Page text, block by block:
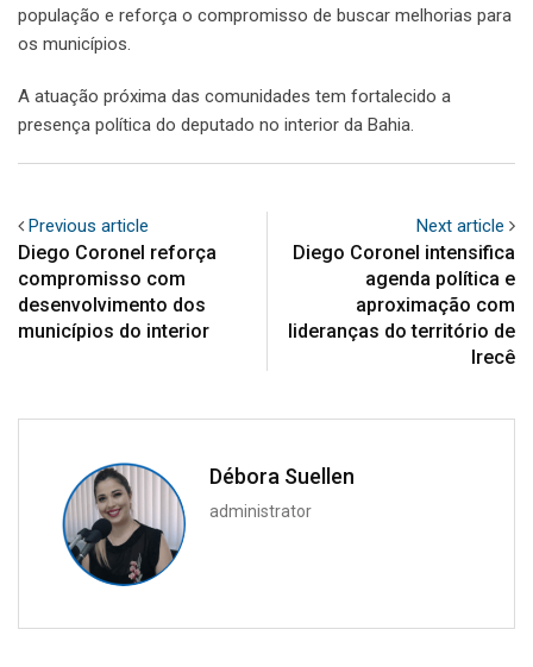
população e reforça o compromisso de buscar melhorias para
os municípios.
A atuação próxima das comunidades tem fortalecido a
presença política do deputado no interior da Bahia.
Previous article
Diego Coronel reforça
compromisso com
desenvolvimento dos
municípios do interior
Next article
Diego Coronel intensifica
agenda política e
aproximação com
lideranças do território de
Irecê
Débora Suellen
administrator